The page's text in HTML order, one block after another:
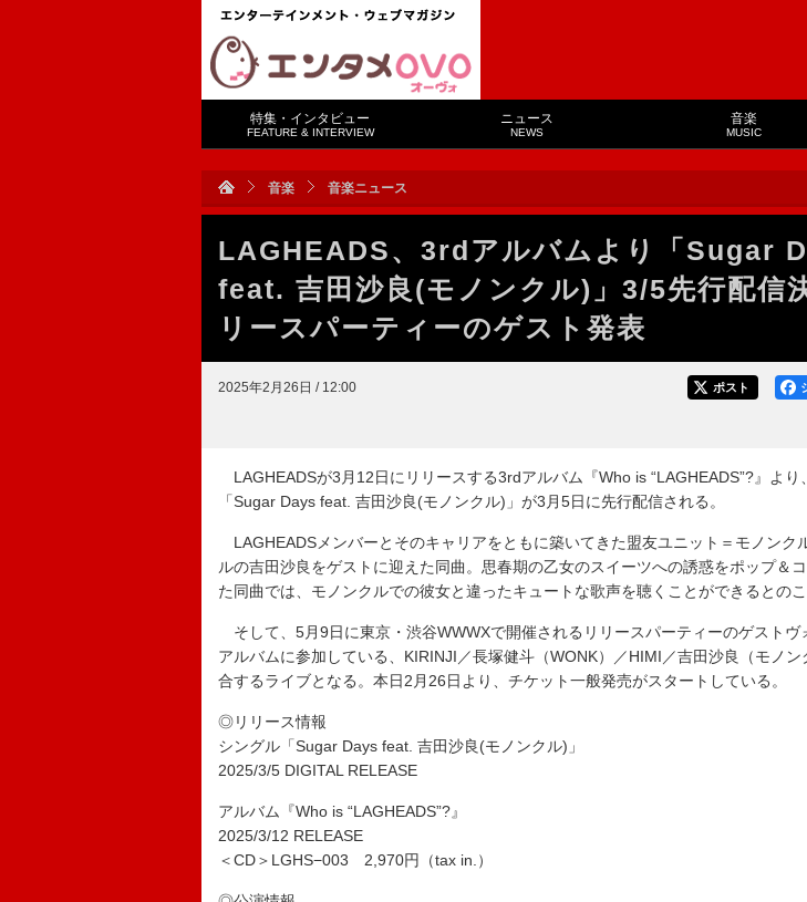
特集・インタビュー
FEATURE & INTERVIEW
ニュース
NEWS
音楽
MUSIC
音楽 音楽ニュース
LAGHEADS、3rdアルバムより「Sugar
feat. 吉田沙良(モノンクル)」3/5先行配信
リースパーティーのゲスト発表
2025年2月26日 / 12:00 ポスト
LAGHEADSが3月12日にリリースする3rdアルバム『Who is “LAGHEADS”?』より
「Sugar Days feat. 吉田沙良(モノンクル)」が3月5日に先行配信される。
LAGHEADSメンバーとそのキャリアをともに築いてきた盟友ユニット＝モノンク
ルの吉田沙良をゲストに迎えた同曲。思春期の乙女のスイーツへの誘惑をポップ＆
た同曲では、モノンクルでの彼女と違ったキュートな歌声を聴くことができるとのこ
そして、5月9日に東京・渋谷WWWXで開催されるリリースパーティーのゲストヴ
アルバムに参加している、KIRINJI／長塚健斗（WONK）／HIMI／吉田沙良（モノ
合するライブとなる。本日2月26日より、チケット一般発売がスタートしている。
◎リリース情報
シングル「Sugar Days feat. 吉田沙良(モノンクル)」
2025/3/5 DIGITAL RELEASE
アルバム『Who is “LAGHEADS”?』
2025/3/12 RELEASE
＜CD＞LGHS−003 2,970円（tax in.）